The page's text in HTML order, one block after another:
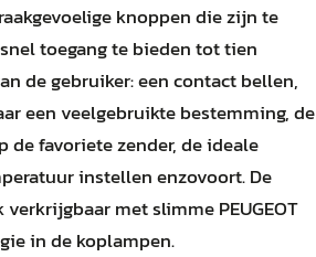
knoppen die zijn te
toegang te bieden tot tien
de gebruiker: een contact bellen,
een veelgebruikte bestemming, de
de favoriete zender, de ideale
instellen enzovoort. De
met slimme PEUGEOT
in de koplampen.